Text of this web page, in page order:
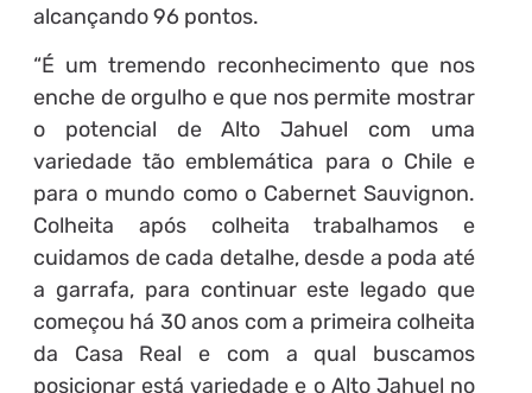
alcançando 96 pontos.
“É um tremendo reconhecimento que nos
enche de orgulho e que nos permite mostrar
o potencial de Alto Jahuel com uma
variedade tão emblemática para o Chile e
para o mundo como o Cabernet Sauvignon.
Colheita após colheita trabalhamos e
cuidamos de cada detalhe, desde a poda até
a garrafa, para continuar este legado que
começou há 30 anos com a primeira colheita
da Casa Real e com a qual buscamos
posicionar está variedade e o Alto Jahuel no